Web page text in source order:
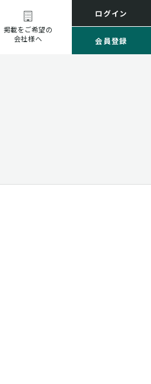
掲載をご希望の
会社様へ
ログイン
会員登録